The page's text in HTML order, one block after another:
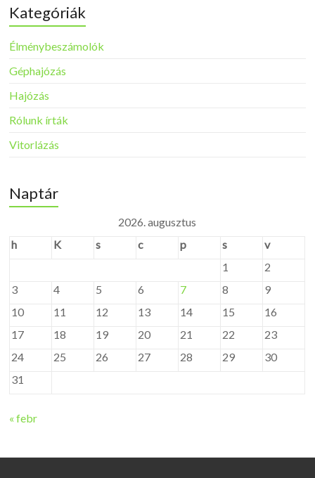
Kategóriák
Élménybeszámolók
Géphajózás
Hajózás
Rólunk írták
Vitorlázás
Naptár
2026. augusztus
h
K s c p s
v
1
2
3
4 5 6 7 8
9
10
11 12 13 14 15
16
17
18 19 20 21 22
23
24
25 26 27 28 29
30
31
« febr